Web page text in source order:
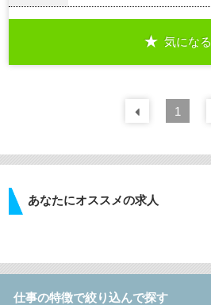
気になる
前の
1
あなたにオススメの求人
仕事の特徴で絞り込んで探す